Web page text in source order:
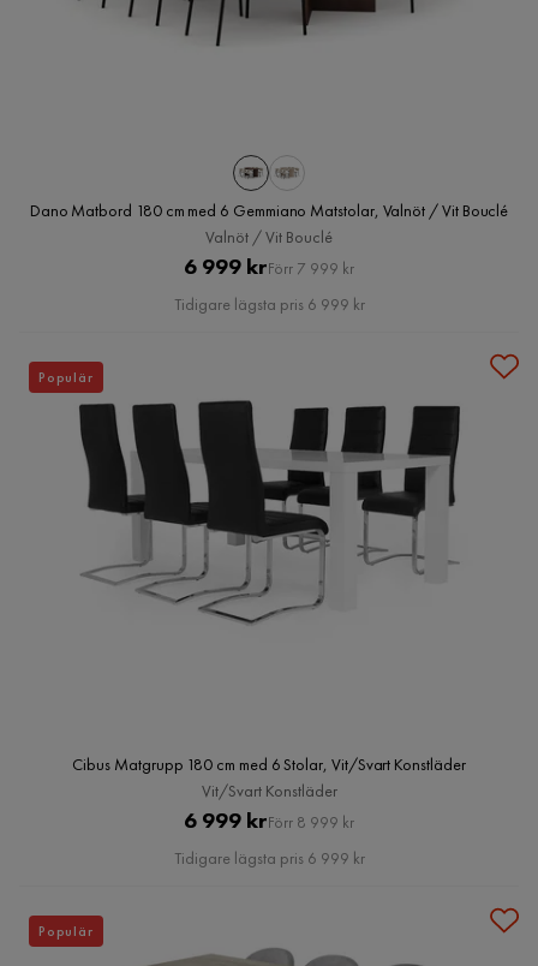
Dano Matbord 180 cm med 6 Gemmiano Matstolar, Valnöt / Vit Bouclé
Valnöt / Vit Bouclé
Pris
6 999 krOriginal
Pris
Förr 7 999 kr
Tidigare lägsta pris 6 999 kr
Cibus Matgrupp 180 cm med 6 Stolar, Vit/Svart Konstläder
Vit/Svart Konstläder
Pris
6 999 krOriginal
Pris
Förr 8 999 kr
Tidigare lägsta pris 6 999 kr
Populär
Populär